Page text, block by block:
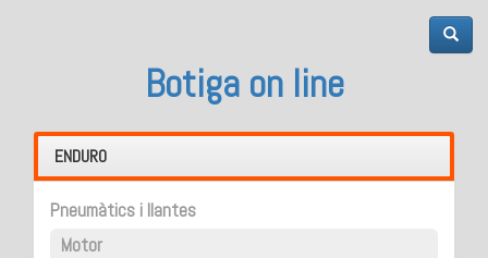
Botiga on line
ENDURO
Pneumàtics i llantes
Motor